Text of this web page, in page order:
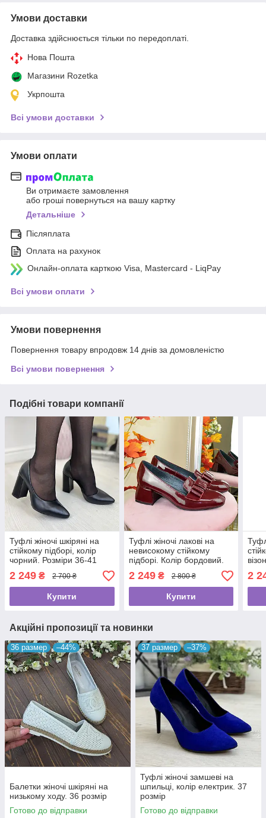
Умови доставки
Доставка здійснюється тільки по передоплаті.
Нова Пошта
Магазини Rozetka
Укрпошта
Всі умови доставки
Умови оплати
Ви отримаєте замовлення
або гроші повернуться на вашу картку
Детальніше
Післяплата
Оплата на рахунок
Онлайн-оплата карткою Visa, Mastercard - LiqPay
Всі умови оплати
Умови повернення
Повернення товару впродовж 14 днів за домовленістю
Всі умови повернення
Подібні товари компанії
Туфлі жіночі шкіряні на
стійкому підборі, колір
чорний. Розміри 36-41
2 249 ₴ 2 700 ₴
Купити
Туфлі жіночі лакові на
невисокому стійкому
підборі. Колір бордовий.
38 розмір
2 249₴ 2 800 ₴
Купити
2
Акційні пропозиції та новинки
36 размер –44%
Балетки жіночі шкіряні на
низькому ходу. 36 розмір
Готово до відправки
37 размер –37%
Туфлі жіночі замшеві на
шпильці, колір електрик. 37
розмір
Готово до відправки